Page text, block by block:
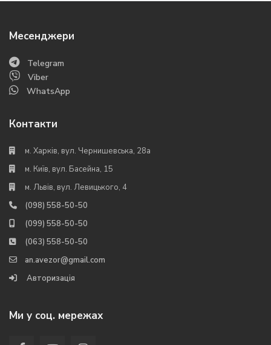
Месенджери
Telegram
Viber
WhatsApp
Контакти
м. Харків, вул. Чернишевська, 28а
м. Київ, вул. Басейна, 15
м. Львів, вул. Левицького, 4
(098) 558-50-50
(099) 558-50-50
(063) 558-50-50
an.avezor@gmail.com
Авторизація
Ми у соц. мережах